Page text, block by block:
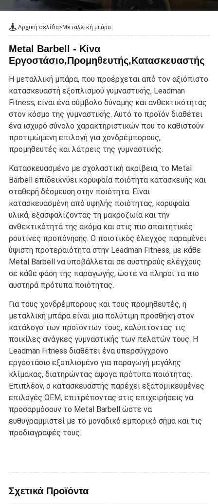
Αρχική σελίδα>Μεταλλική μπάρα
Metal Barbell - Κίνα
Εργοστάσιο,Προμηθευτής,Κατασκευαστής
Η μεταλλική μπάρα, που προέρχεται από τον αξιόπιστο
κατασκευαστή εξοπλισμού γυμναστικής, Leadman
Fitness, είναι ένα σύμβολο δύναμης και ανθεκτικότητας
στον κόσμο της γυμναστικής. Αυτό το προϊόν διαθέτει
ένα ισχυρό σύνολο χαρακτηριστικών που το καθιστούν
προτιμώμενη επιλογή για χονδρέμπορους,
προμηθευτές και λάτρεις της γυμναστικής.
Κατασκευασμένο με σχολαστική ακρίβεια, το Metal
Barbell επιδεικνύει κορυφαία ποιότητα κατασκευής και
σταθερή δέσμευση στην ποιότητα. Είναι
κατασκευασμένη από υψηλής ποιότητας, κορυφαία
υλικά, εξασφαλίζοντας τη μακροζωία και την
ανθεκτικότητά της ακόμα και στις πιο απαιτητικές
ρουτίνες προπόνησης. Ο ποιοτικός έλεγχος παραμένει
ύψιστη προτεραιότητα στην Leadman Fitness, με κάθε
Metal Barbell να υποβάλλεται σε αυστηρούς ελέγχους
σε κάθε φάση της παραγωγής, ώστε να πληροί τα πιο
αυστηρά πρότυπα ποιότητας.
Για τους χονδρέμπορους και τους προμηθευτές, η
μεταλλική μπάρα είναι μια πολύτιμη προσθήκη στον
κατάλογο των προϊόντων τους, καλύπτοντας τις
ποικίλες ανάγκες γυμναστικής των πελατών τους. Η
Leadman Fitness διαθέτει ένα υπερσύγχρονο
εργοστάσιο εξοπλισμένο για παραγωγή μεγάλης
κλίμακας, διατηρώντας άψογα πρότυπα ποιότητας.
Επιπλέον, ο κατασκευαστής παρέχει εξατομικευμένες
επιλογές OEM, επιτρέποντας στις επιχειρήσεις να
προσαρμόσουν το Metal Barbell ώστε να
ευθυγραμμιστεί με το μοναδικό εμπορικό σήμα και τις
προδιαγραφές τους.
Σχετικά Προϊόντα